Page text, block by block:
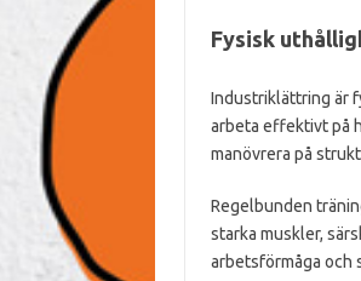
Fysisk
Industriklättring är
arbeta effektivt på
manövrera på
Regelbunden
starka muskler,
arbetsförmåga och